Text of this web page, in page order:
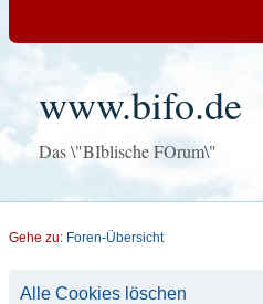
www.bifo.de
Das \"BIblische FOrum\"
Gehe zu: Foren-Übersicht
Alle Cookies löschen